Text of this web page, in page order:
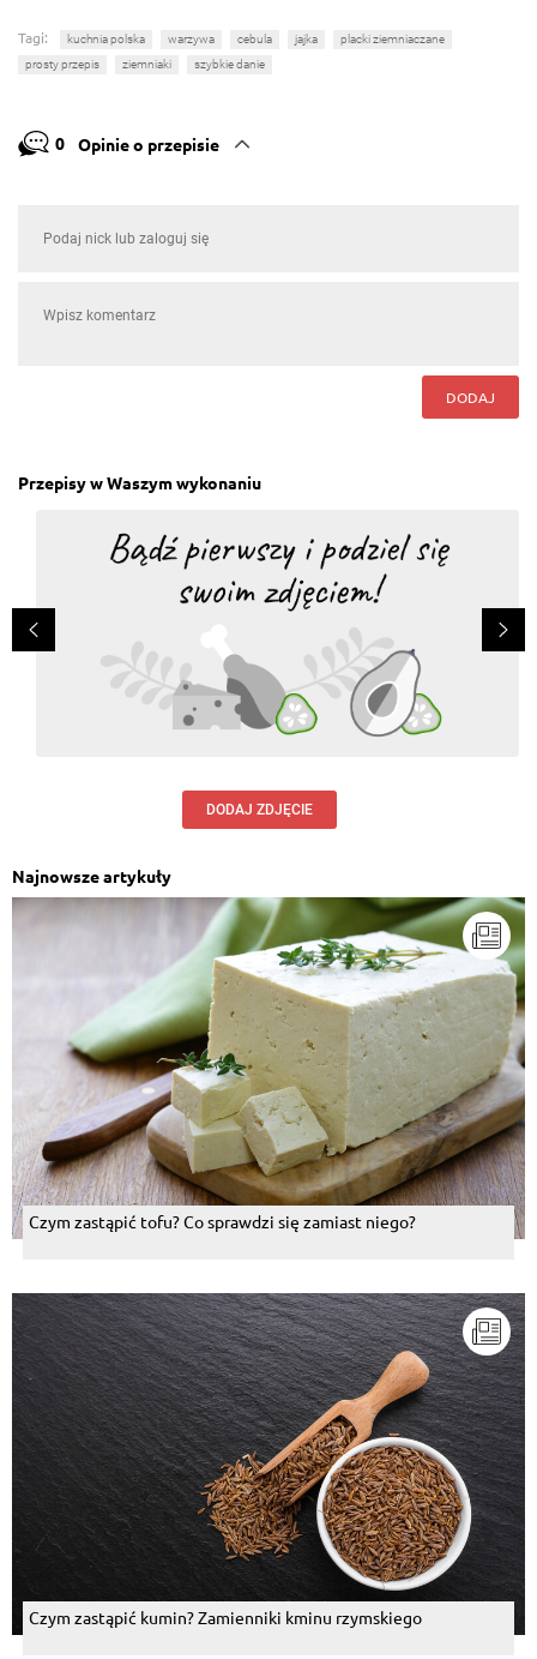
Tagi: kuchnia polska warzywa cebula jajka
placki ziemniaczane
prosty przepis
ziemniaki szybkie danie
0 Opinie o przepisie
DODAJ
Przepisy w Waszym wykonaniu
DODAJ ZDJĘCIE
Najnowsze artykuły
Czym zastąpić tofu? Co sprawdzi się zamiast niego?
Czym zastąpić kumin? Zamienniki kminu rzymskiego